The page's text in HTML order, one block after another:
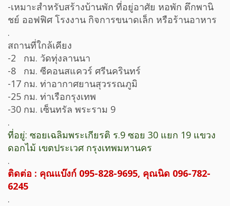
-เหมาะสำหรับสร้างบ้านพัก ที่อยู่อาศัย หอพัก ตึกพานิ
ชย์ ออฟฟิศ โรงงาน กิจการขนาดเล็ก หรือร้านอาหาร
.
สถานที่ใกล้เคียง
-2 กม. วัดทุ่งลานนา
-8 กม. ซีคอนสแควร์ ศรีนครินทร์
-17 กม. ท่าอากาศยานสุวรรณภูมิ
-25 กม. ท่าเรือกรุงเทพ
-30 กม. เซ็นทรัล พระราม 9
.
ที่อยู่: ซอยเฉลิมพระเกียรติ ร.9 ซอย 30 แยก 19 แขวง
ดอกไม้ เขตประเวศ กรุงเทพมหานคร
.
ติดต่อ : คุณแบ๊งก์ 095-828-9695, คุณนิด 096-782-
6245
.